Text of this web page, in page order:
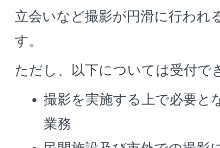
立会いなど撮影が円滑に行われ
す。
ただし、以下については受付で
撮影を実施する上で必要と
業務